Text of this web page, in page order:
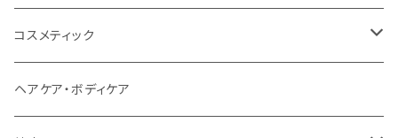
植物エキス商品
植物ミネラル
コスメティック
ヘナシリーズ
ヘアケア・ボディケア